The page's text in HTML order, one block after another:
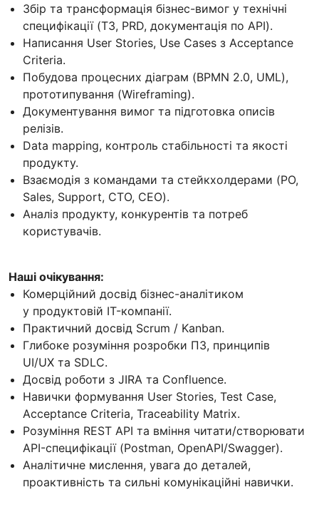
Збір та трансформація бізнес-вимог у технічні
специфікації (TЗ, PRD, документація по API).
Написання User Stories, Use Cases з Acceptance
Criteria.
Побудова процесних діаграм (BPMN 2.0, UML),
прототипування (Wireframing).
Документування вимог та підготовка описів
релізів.
Data mapping, контроль стабільності та якості
продукту.
Взаємодія з командами та стейкхолдерами (PO,
Sales, Support, CTO, CEO).
Аналіз продукту, конкурентів та потреб
користувачів.
Наші очікування:
Комерційний досвід бізнес-аналітиком
у продуктовій IT-компанії.
Практичний досвід Scrum / Kanban.
Глибоке розуміння розробки ПЗ, принципів
UI/UX та SDLC.
Досвід роботи з JIRA та Confluence.
Навички формування User Stories, Test Case,
Acceptance Criteria, Traceability Matrix.
Розуміння REST API та вміння читати/створювати
API-специфікації (Postman, OpenAPI/Swagger).
Аналітичне мислення, увага до деталей,
проактивність та сильні комунікаційні навички.